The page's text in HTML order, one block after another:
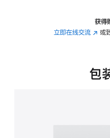
的
获得
立即在线交流 (在
中
或
包